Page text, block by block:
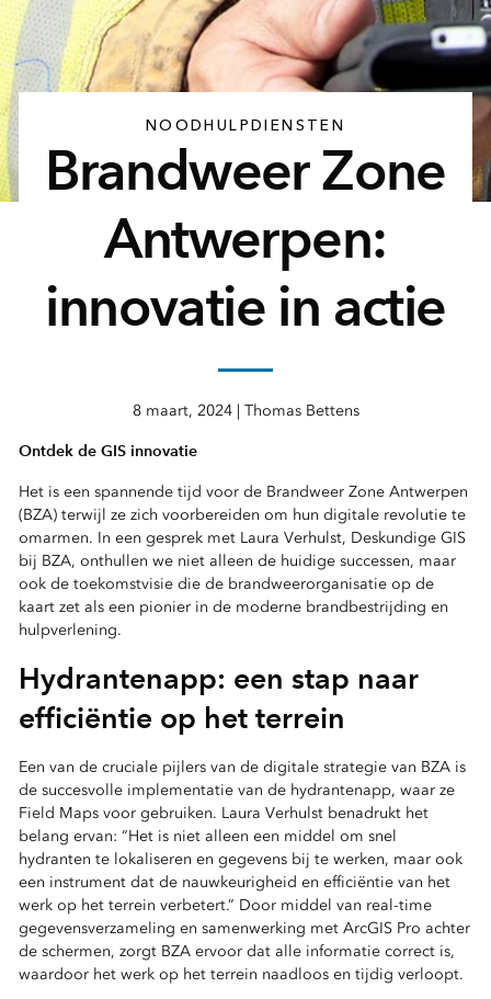
NOODHULPDIENSTEN
Brandweer Zone
Antwerpen:
innovatie in actie
8 maart, 2024 | Thomas Bettens
Ontdek de GIS innovatie
Het is een spannende tijd voor de Brandweer Zone Antwerpen
(BZA) terwijl ze zich voorbereiden om hun digitale revolutie te
omarmen. In een gesprek met Laura Verhulst, Deskundige GIS
bij BZA, onthullen we niet alleen de huidige successen, maar
ook de toekomstvisie die de brandweerorganisatie op de
kaart zet als een pionier in de moderne brandbestrijding en
hulpverlening.
Hydrantenapp: een stap naar
efficiëntie op het terrein
Een van de cruciale pijlers van de digitale strategie van BZA is
de succesvolle implementatie van de hydrantenapp, waar ze
Field Maps voor gebruiken. Laura Verhulst benadrukt het
belang ervan: “Het is niet alleen een middel om snel
hydranten te lokaliseren en gegevens bij te werken, maar ook
een instrument dat de nauwkeurigheid en efficiëntie van het
werk op het terrein verbetert.” Door middel van real-time
gegevensverzameling en samenwerking met ArcGIS Pro achter
de schermen, zorgt BZA ervoor dat alle informatie correct is,
waardoor het werk op het terrein naadloos en tijdig verloopt.